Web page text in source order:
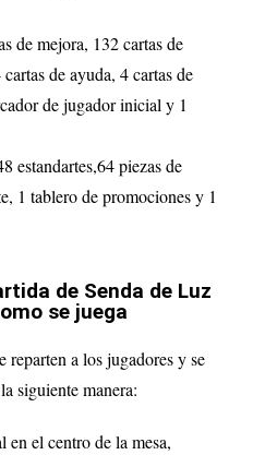
de mejora, 132 cartas de
de ayuda, 4 cartas de
de jugador inicial y 1
estandartes,64 piezas de
1 tablero de promociones y 1
de Senda de Luz
se juega
reparten a los jugadores y se
siguiente manera:
en el centro de la mesa,